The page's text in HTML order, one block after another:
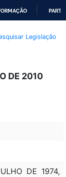
Legislação
DE 2010
DE 1974,